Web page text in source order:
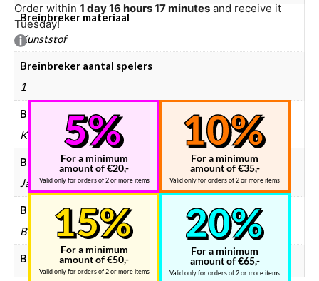
Breinbreker materiaal
Kunststof
Breinbreker aantal spelers
1
Breinbreker doelgroep
Kinderen, Volwassenen
Breinbreker hersenkrakers
Ja
Breinbreker prijsklasse
Breinbreker € 10 – € 25
Breinbreker moeilijkheid
Order within1 day 16 hours 17 minutesand receive it
Tuesday!
For a minimum
amount of €20,-
Valid only for orders of 2 or more items
For a minimum
amount of €35,-
Valid only for orders of 2 or more items
For a minimum
amount of €50,-
Valid only for orders of 2 or more items
For a minimum
amount of €65,-
Valid only for orders of 2 or more items